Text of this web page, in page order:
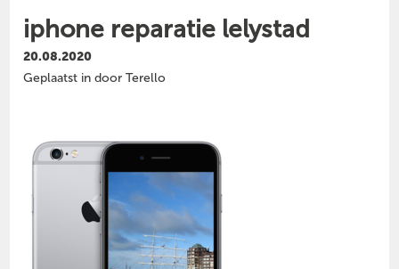
iphone reparatie lelystad
20.08.2020
Geplaatst in door Terello